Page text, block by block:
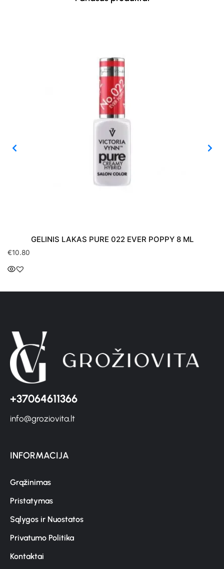
GELINIS LAKAS PURE 022 EVER POPPY 8 ML
€10.80
+37064611366
info@groziovita.lt
INFORMACIJA
Grąžinimas
Pristatymas
Sąlygos ir Nuostatos
Privatumo Politika
Kontaktai